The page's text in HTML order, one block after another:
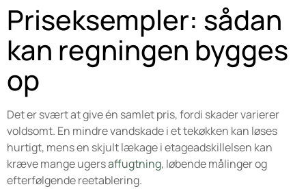
Priseksempler: sådan
kan regningen bygges
op
Det er svært at give én samlet pris, fordi skader varierer
voldsomt. En mindre vandskade i et tekøkken kan løses
hurtigt, mens en skjult lækage i etageadskillelsen kan
kræve mange ugersaffugtning, løbende målinger og
efterfølgende reetablering.